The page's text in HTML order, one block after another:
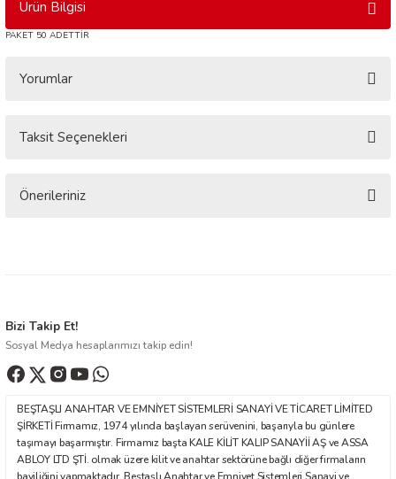
Ürün Bilgisi
PAKET 50 ADETTİR
Yorumlar
Bu ürüne ilk yorumu siz yapın!
Taksit Seçenekleri
Önerileriniz
Ürün resmi kalitesiz, bozuk veya görüntülenemiyor.
Ürün açıklamasında eksik bilgiler bulunuyor.
Ürün bilgilerinde hatalar bulunuyor.
Bu ürüne benzer farklı alternatifler olmalı.
Bizi Takip Et!
Sosyal Medya hesaplarımızı takip edin!
BEŞTAŞLI ANAHTAR VE EMNİYET SİSTEMLERİ SANAYİ VE TİCARET LİMİTED
ŞİRKETİ Firmamız, 1974 yılında başlayan serüvenini, başarıyla bu günlere
taşımayı başarmıştır. Firmamız başta KALE KİLİT KALIP SANAYİİ AŞ ve ASSA
ABLOY LTD ŞTİ. olmak üzere kilit ve anahtar sektörüne bağlı diğer firmaların